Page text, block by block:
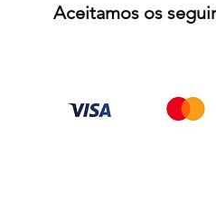
Aceitamos os